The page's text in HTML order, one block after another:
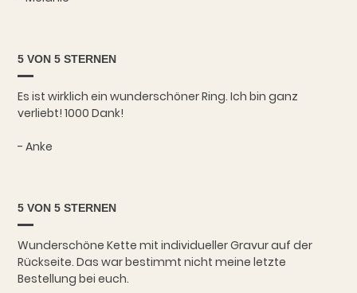
5 VON 5 STERNEN
Es ist wirklich ein wunderschöner Ring. Ich bin ganz
verliebt! 1000 Dank!
- Anke
5 VON 5 STERNEN
Wunderschöne Kette mit individueller Gravur auf der
Rückseite. Das war bestimmt nicht meine letzte
Bestellung bei euch.